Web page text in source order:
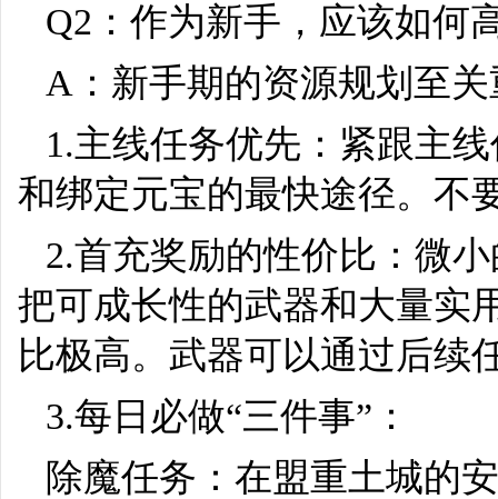
Q2：作为新手，应该如何
A：新手期的资源规划至
1.主线任务优先：紧跟主
和绑定元宝的最快途径。不
2.首充奖励的性价比：微
把可成长性的武器和大量实
比极高。武器可以通过后续
3.每日必做“三件事”：
除魔任务：在盟重土城的